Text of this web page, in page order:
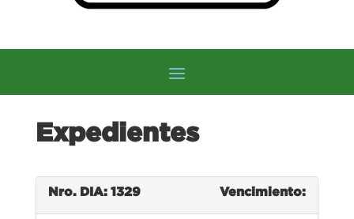
Expedientes
Nro. DIA: 1329 Vencimiento: